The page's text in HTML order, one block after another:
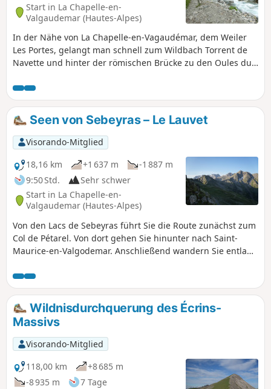
Start in La Chapelle-en-
Valgaudemar (Hautes-Alpes)
In der Nähe von La Chapelle-en-Vagaudémar, dem Weiler
Les Portes, gelangt man schnell zum Wildbach Torrent de
Navette und hinter der römischen Brücke zu den Oules du
Seen von Sebeyras – Le Lauvet
Visorando-Mitglied
18,16 km
+1 637 m
-1 887 m
9:50 Std.
Sehr schwer
Start in La Chapelle-en-
Valgaudemar (Hautes-Alpes)
Von den Lacs de Sebeyras führt Sie die Route zunächst zum
Col de Pétarel. Von dort gehen Sie hinunter nach Saint-
Maurice-en-Valgodemar. Anschließend wandern Sie entlang
steigen dann den Col de Menoux hinauf zum Lauvet.
Wildnisdurchquerung des Écrins-
Massivs
Visorando-Mitglied
118,00 km
+8 685 m
-8 935 m
7 Tage